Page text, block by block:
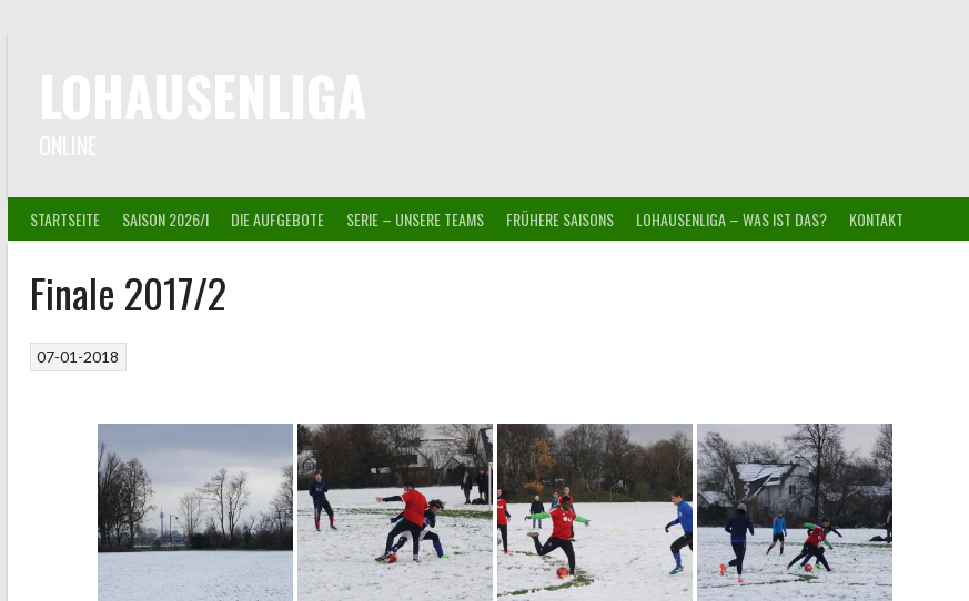
STARTSEITE SAISON 2026/I DIE AUFGEBOTE SERIE – UNSERE TEAMS FRÜHERE SAISONS LOHAUSENLIGA – WAS IST DAS? KONTAKT
Finale 2017/2
07-01-2018